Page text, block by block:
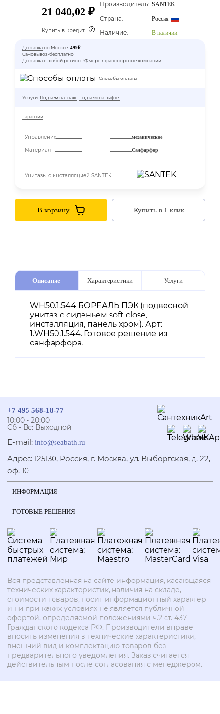
21 040,02 ₽
Купить в кредит
Производитель: SANTEK
Страна: Россия
Наличие: В наличии
Доставка по Москве: 499₽
Самовывоз-бесплатно
Доставка в любой регион РФ через транспортные компании
Способы оплаты
Услуги: Подъем на этаж Подъем на лифте
Гарантии
Управление механическое
Материал Санфарфор
Унитазы с инсталляцией SANTEK
В корзину Купить в 1 клик
Описание Характеристики Услуги
WH50.1.544 БОРЕАЛЬ ПЭК (подвесной
унитаз с сиденьем soft close,
инсталляция, панель хром). Арт:
1.WH50.1.544. Готовое решение из
санфарфора.
ГОТОВЫЕ РЕШЕНИЯ
ИНФОРМАЦИЯ
+7 495 568-18-77
E-mail: info@seabath.ru
Адрес: 125130, Россия, г. Москва, ул. Выборгская, д. 22,
оф. 10
10:00 - 20:00
Сб - Вс: Выходной
Вся представленная на сайте информация, касающаяся
технических характеристик, наличия на складе,
стоимости товаров, носит информационный характер
и ни при каких условиях не является публичной
офертой, определяемой положениями ч.2 ст. 437
Гражданского кодекса РФ. Производители вправе
вносить изменения в технические характеристики,
внешний вид и комплектацию товаров без
предварительного уведомления. Заказ считается
действительным после согласования с менеджером.